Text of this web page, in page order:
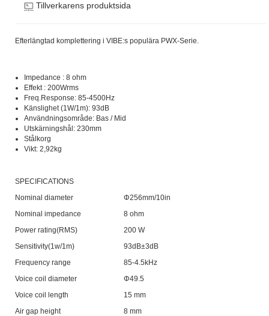
Tillverkarens produktsida
Efterlängtad komplettering i VIBE:s populära PWX-Serie.
Impedance : 8 ohm
Effekt : 200Wrms
Freq.Response: 85-4500Hz
Känslighet (1W/1m): 93dB
Användningsområde: Bas / Mid
Utskärningshål: 230mm
Stålkorg
Vikt: 2,92kg
SPECIFICATIONS
Nominal diameter
Φ256mm/10in
Nominal impedance
8 ohm
Power rating(RMS)
200 W
Sensitivity(1w/1m)
93dB±3dB
Frequency range
85-4.5kHz
Voice coil diameter
Φ49.5
Voice coil length
15 mm
Air gap height
8 mm